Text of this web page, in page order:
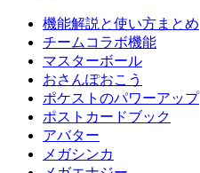
機能解説と使い方まとめ
チームコラボ機能
マスターボール
おさんぽおこう
ポケストのパワーアップ
ポストカードブック
アバター
メガシンカ